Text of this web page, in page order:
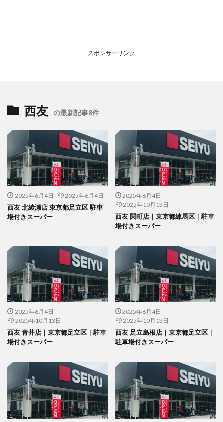
スポンサーリンク
西友 の最新記事8件
2025年6月4日 2025年6月4日
西友 北綾瀬店 東京都足立区 駐車
場付きスーパー
2025年6月4日
2025年10月13日
西友 関町店｜東京都練馬区｜駐車
場付きスーパー
2025年6月4日
2025年10月13日
西友 青井店｜東京都足立区｜駐車
場付きスーパー
2025年6月4日
2025年10月13日
西友 足立島根店｜東京都足立区｜
駐車場付きスーパー